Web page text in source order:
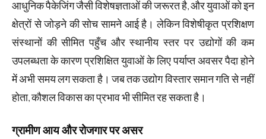
आधुनिक पैकेजिंग जैसी विशेषज्ञताओं की जरूरत है, और युवाओं को इन
क्षेत्रों से जोड़ने की सोच सामने आई है। लेकिन विशेषीकृत प्रशिक्षण
संस्थानों की सीमित पहुँच और स्थानीय स्तर पर उद्योगों की कम
उपलब्धता के कारण प्रशिक्षित युवाओं के लिए पर्याप्त अवसर पैदा होने
में अभी समय लग सकता है। जब तक उद्योग विस्तार समान गति से नहीं
होता, कौशल विकास का प्रभाव भी सीमित रह सकता है।
ग्रामीण आय और रोजगार पर असर